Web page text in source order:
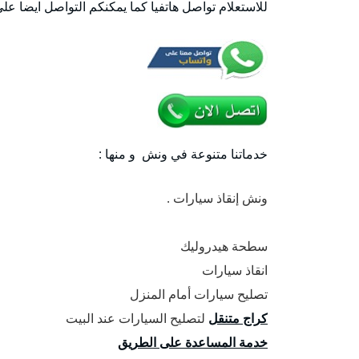
للاستعلام تواصل هاتفيا كما يمكنكم التواصل ايضا
خدماتنا متنوعة في ونش و منها :
ونش إنقاذ سيارات .
سطحة هيدروليك
انقاذ سيارات
تصليح سيارات أمام المنزل
كراج متنقل لتصليح السيارات عند البيت
خدمة المساعدة على الطريق